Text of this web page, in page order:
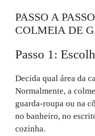
PASSO A
COLMEIA DE
Passo 1:
Decida qual área da
Normalmente, a
guarda-roupa ou na
no banheiro, no
cozinha.